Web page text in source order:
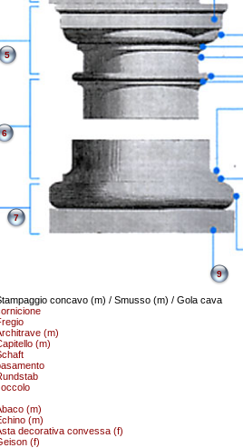
concavo (m) / Smusso (m) / Gola cava
(m)
(m)
5
6
7
9
(m)
(m)
decorativa convessa (f)
(f)